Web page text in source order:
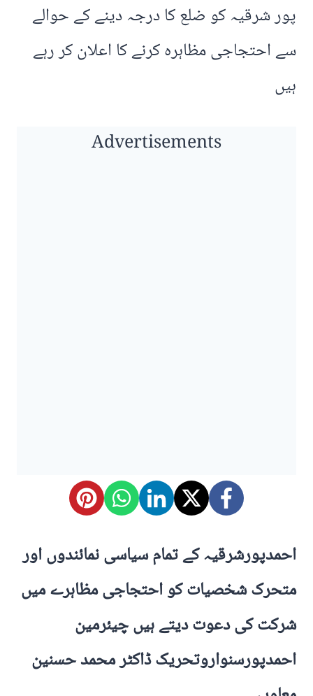
پور شرقیہ کو ضلع کا درجہ دینے کے حوالے
سے احتجاجی مظاہرہ کرنے کا اعلان کر رہے
ہیں
Advertisements
احمدپورشرقیہ کے تمام سیاسی نمائندوں اور
متحرک شخصیات کو احتجاجی مظاہرے میں
شرکت کی دعوت دیتے ہیں چیئرمین
احمدپورسنواروتحریک ڈاکٹر محمد حسنین